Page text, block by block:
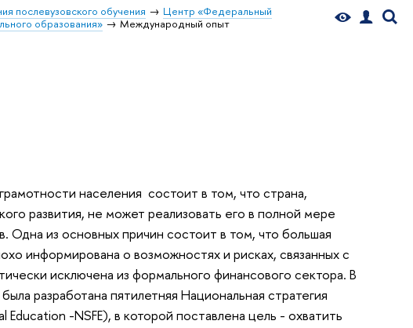
послевузовского обучения
Центр «Федеральный
образования»
Международный опыт
населения состоит в том, что страна,
развития, не может реализовать его в полной мере
Одна из основных причин состоит в том, что большая
информирована о возможностях и рисках, связанных с
исключена из формального финансового сектора. В
разработана пятилетняя Национальная стратегия
-NSFE), в которой поставлена цель - охватить